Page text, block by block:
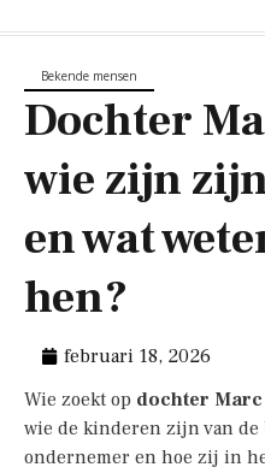
Bekende mensen
Dochter
wie zijn
en wat
hen?
februari 18, 2026
Wie zoekt op dochter Marc
wie de kinderen zijn van de
ondernemer en hoe zij in